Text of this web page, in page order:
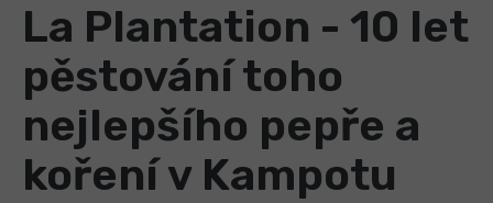
La Plantation - 10 let
pěstování toho
nejlepšího pepře a
koření v Kampotu